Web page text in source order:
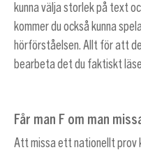
kunna välja storlek på text
kommer du också kunna
hörförståelsen. Allt för att
bearbeta det du faktiskt
Får man F om man
Att missa ett nationellt prov